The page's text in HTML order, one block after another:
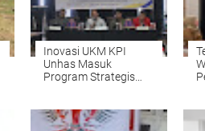
Inovasi UKM KPI
Unhas Masuk
Program Strategis